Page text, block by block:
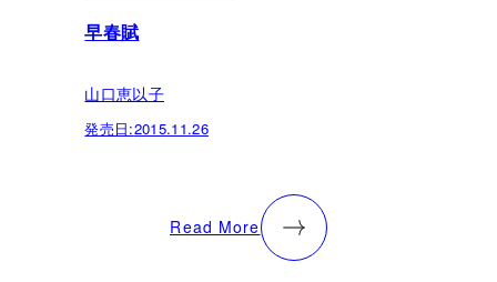
早春賦
山口恵以子
発売日:2015.11.26
Read More